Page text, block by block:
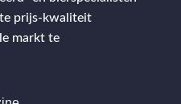
prijs-kwaliteit
markt te